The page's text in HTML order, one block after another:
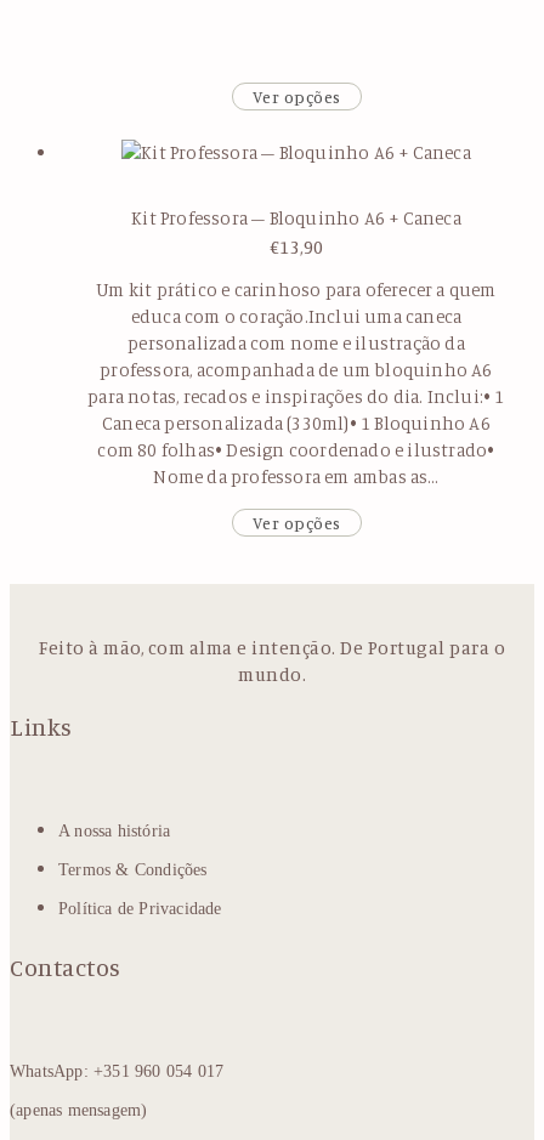
Ver opções
Kit Professora – Bloquinho A6 + Caneca
€13,90
Um kit prático e carinhoso para oferecer a quem
educa com o coração.Inclui uma caneca
personalizada com nome e ilustração da
professora, acompanhada de um bloquinho A6
para notas, recados e inspirações do dia. Inclui:• 1
Caneca personalizada (330ml)• 1 Bloquinho A6
com 80 folhas• Design coordenado e ilustrado•
Nome da professora em ambas as…
Ver opções
Feito à mão, com alma e intenção. De Portugal para o
mundo.
Links
A nossa história
Termos & Condições
Política de Privacidade
Contactos
WhatsApp: +351 960 054 017
(apenas mensagem)